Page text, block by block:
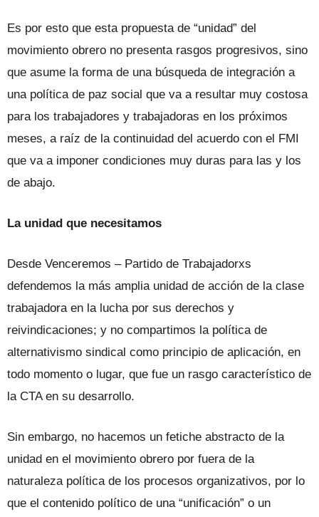
Es por esto que esta propuesta de “unidad” del
movimiento obrero no presenta rasgos progresivos, sino
que asume la forma de una búsqueda de integración a
una política de paz social que va a resultar muy costosa
para los trabajadores y trabajadoras en los próximos
meses, a raíz de la continuidad del acuerdo con el FMI
que va a imponer condiciones muy duras para las y los
de abajo.
La unidad que necesitamos
Desde Venceremos – Partido de Trabajadorxs
defendemos la más amplia unidad de acción de la clase
trabajadora en la lucha por sus derechos y
reivindicaciones; y no compartimos la política de
alternativismo sindical como principio de aplicación, en
todo momento o lugar, que fue un rasgo característico de
la CTA en su desarrollo.
Sin embargo, no hacemos un fetiche abstracto de la
unidad en el movimiento obrero por fuera de la
naturaleza política de los procesos organizativos, por lo
que el contenido político de una “unificación” o un